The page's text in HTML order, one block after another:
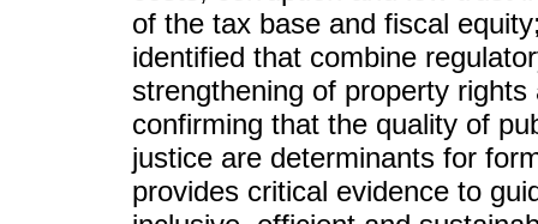
of the tax base and fiscal
identified that combine
strengthening of property
confirming that the quality of
justice are determinants for
provides critical evidence to